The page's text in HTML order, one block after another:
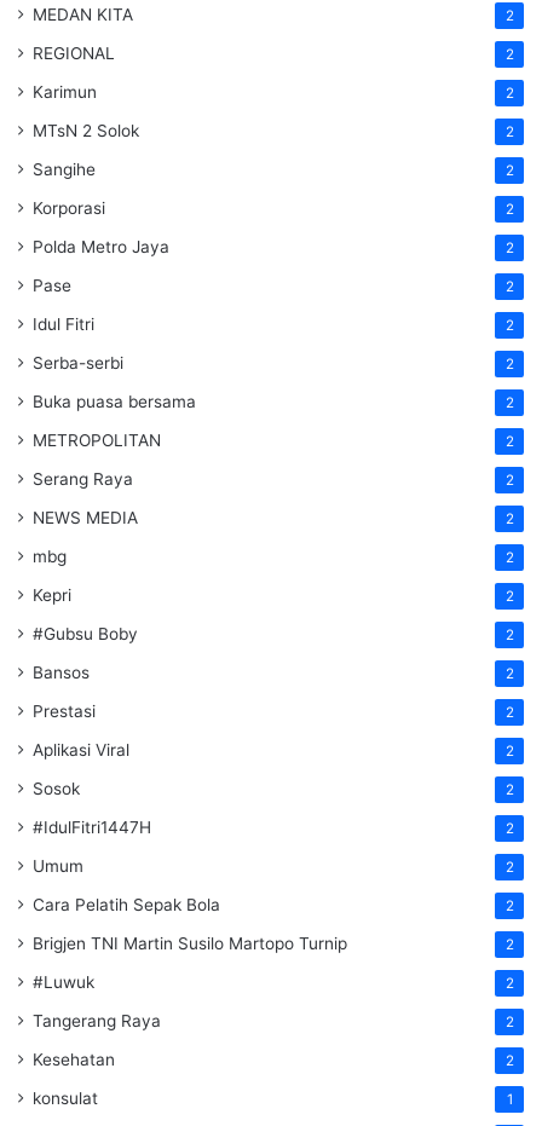
MEDAN KITA 2
REGIONAL 2
Karimun 2
MTsN 2 Solok 2
Sangihe 2
Korporasi 2
Polda Metro Jaya 2
Pase 2
Idul Fitri 2
Serba-serbi 2
Buka puasa bersama 2
METROPOLITAN 2
Serang Raya 2
NEWS MEDIA 2
mbg 2
Kepri 2
#Gubsu Boby 2
Bansos 2
Prestasi 2
Aplikasi Viral 2
Sosok 2
#IdulFitri1447H 2
Umum 2
Cara Pelatih Sepak Bola 2
Brigjen TNI Martin Susilo Martopo Turnip 2
#Luwuk 2
Tangerang Raya 2
Kesehatan 2
konsulat 1